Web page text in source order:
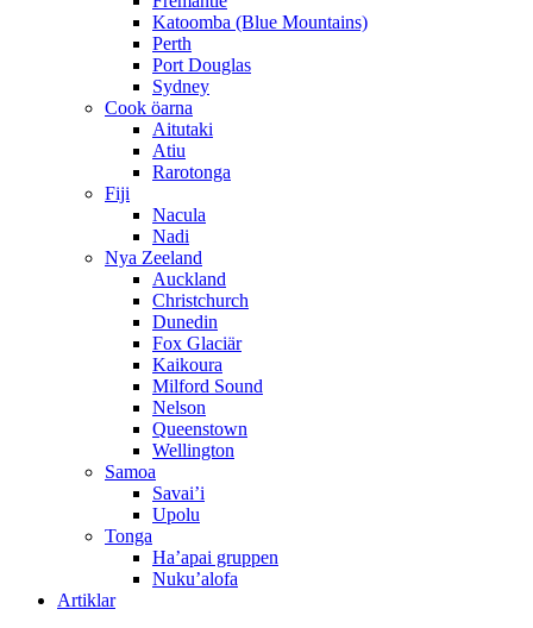
Katoomba (Blue Mountains)
Perth
Port Douglas
Sydney
Cook öarna
Aitutaki
Atiu
Rarotonga
Fiji
Nacula
Nadi
Nya Zeeland
Auckland
Christchurch
Dunedin
Fox Glaciär
Kaikoura
Milford Sound
Nelson
Queenstown
Wellington
Samoa
Savai’i
Upolu
Tonga
Ha’apai gruppen
Nuku’alofa
Artiklar